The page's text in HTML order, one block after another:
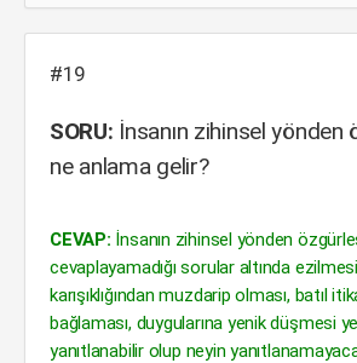
#19
SORU: İnsanın zihinsel
ne anlama gelir?
CEVAP: İnsanın zihinsel yönden
cevaplayamadığı sorular altında
karışıklığından muzdarip olması, batıl
bağlaması, duygularına yenik düşmesi
yanıtlanabilir olup neyin